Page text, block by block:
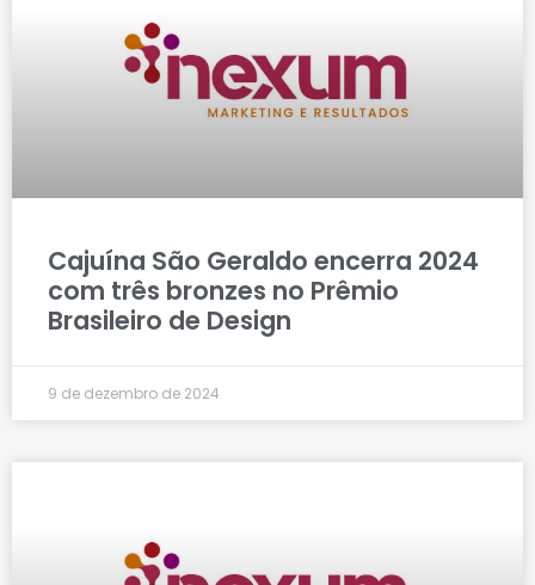
Cajuína São Geraldo encerra 2024
com três bronzes no Prêmio
Brasileiro de Design
9 de dezembro de 2024